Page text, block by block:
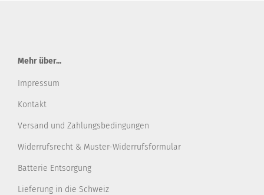
Mehr über...
Impressum
Kontakt
Versand und Zahlungsbedingungen
Widerrufsrecht & Muster-Widerrufsformular
Batterie Entsorgung
Lieferung in die Schweiz